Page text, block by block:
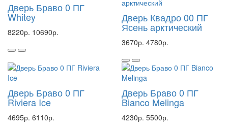
Дверь Браво 0 ПГ
Whitey
8220р. 10690р.
Дверь Квадро 00 ПГ
Ясень арктический
3670р. 4780р.
Дверь Браво 0 ПГ
Riviera Ice
4695р. 6110р.
Дверь Браво 0 ПГ
Bianco Melinga
4230р. 5500р.